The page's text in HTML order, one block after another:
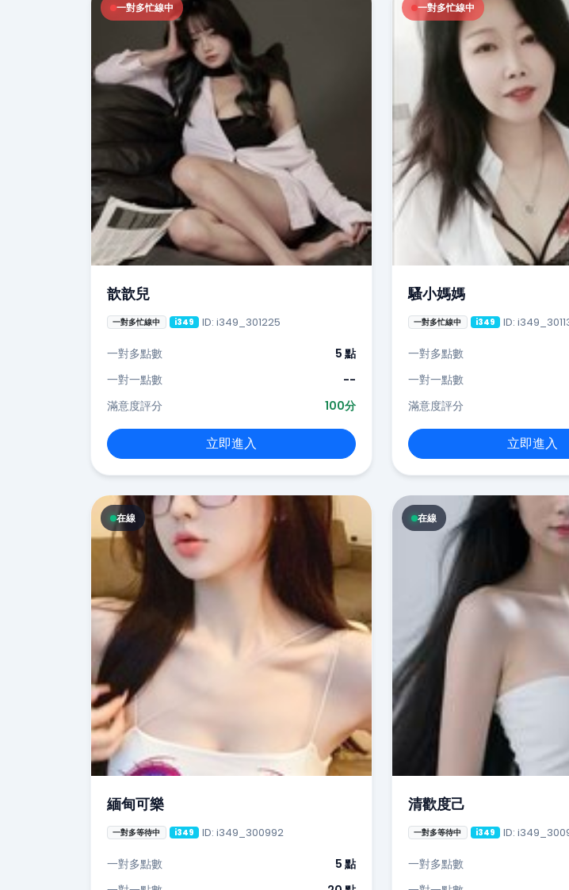
一對多忙線中
歆歆兒
一對多忙線中 i349 ID: i349_301225
一對多點數
5 點
一對一點數
--
滿意度評分
100分
立即進入
一對多忙線中
騷小媽媽
一對多忙線中 i349 ID:
一對多點數
一對一點數
滿意度評分
立即進入
在線
緬甸可樂
一對多等待中 i349 ID: i349_300992
一對多點數
5 點
在線
清歡度己
一對多等待中 i349 ID:
一對多點數